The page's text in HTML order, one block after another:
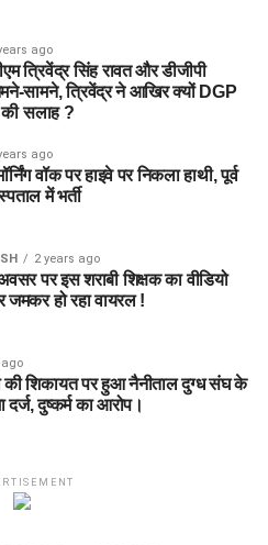
ago
त्रिवेंद्र सिंह रावत और डीजीपी
सामने, त्रिवेंद्र ने आखिर क्यों DGP
की सलाह ?
ago
वॉक पर हाइवे पर निकला हाथी, पूर्व
में भर्ती
2 years ago
पर इस शराबी शिक्षक का वीडियो
जमकर हो रहा वायरल !
की शिकायत पर हुआ नैनीताल दुग्ध संघ के
दर्ज, दुष्कर्म का आरोप।